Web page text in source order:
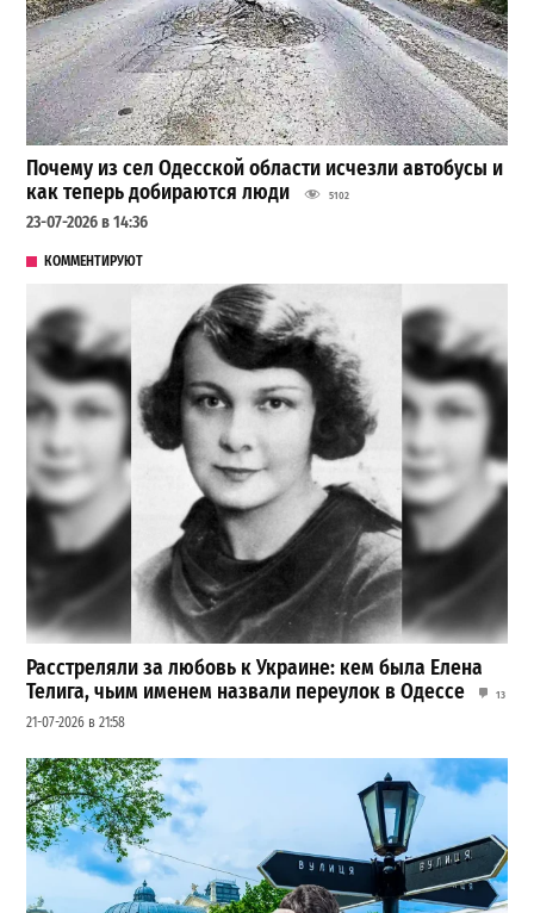
Почему из сел Одесской области исчезли автобусы и
как теперь добираются люди
5102
23-07-2026 в 14:36
КОММЕНТИРУЮТ
Расстреляли за любовь к Украине: кем была Елена
Телига, чьим именем назвали переулок в Одессе
13
21-07-2026 в 21:58